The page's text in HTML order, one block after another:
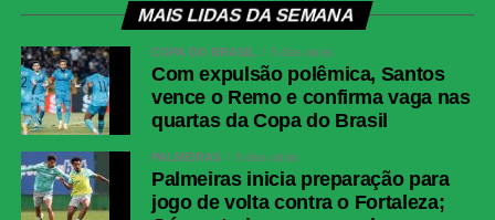
(Hércules); Kevin Serna (Canobbio), Soteldo
(Luciano Acosta) e Rodrigo Castillo
(Hulk).Técnico: Luis Zubeldía
COMENTE ABAIXO:
WhatsApp
MAIS LIDAS DA SEMANA
COPA DO BRASIL 5 dias atrás
Com expulsão polêmica, Santos
vence o Remo e confirma vaga nas
quartas da Copa do Brasil
PALMEIRAS 6 dias atrás
Palmeiras inicia preparação para
jogo de volta contra o Fortaleza;